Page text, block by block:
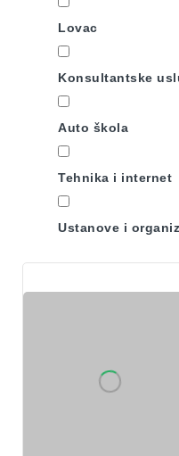
Lovac
Konsultantske
Auto škola
Tehnika i internet
Ustanove i